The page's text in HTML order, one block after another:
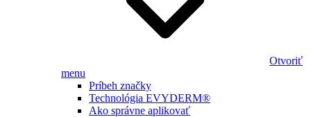
Otvoriť
menu
Príbeh značky
Technológia EVYDERM®
Ako správne aplikovať